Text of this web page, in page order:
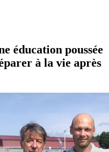
éducation poussée
à la vie après